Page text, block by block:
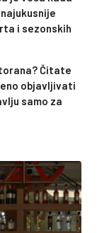
i sezonskih
Čitate
objavljivati
samo za